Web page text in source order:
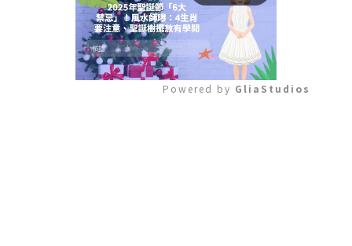
Powered by GliaStudios